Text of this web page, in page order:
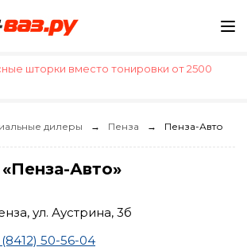
шторки вместо тонировки от 2500
дилеры Пенза Пенза-Авто
Авто»
ул. Аустрина, 3б
50-56-04